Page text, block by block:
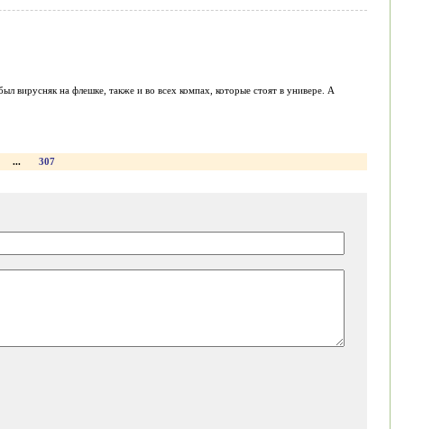
вирусняк на флешке, также и во всех компах, которые стоят в универе. А
... 307